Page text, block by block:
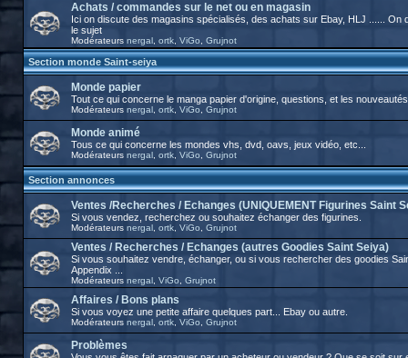
Achats / commandes sur le net ou en magasin
Ici on discute des magasins spécialisés, des achats sur Ebay, HLJ ......
le sujet
Modérateurs nergal, ortk, ViGo Grujnot
Section monde Saint-seiya
Monde papier
Tout ce qui concerne le manga papier d'origine, questions, et les
Modérateurs nergal, ortk, ViGo Grujnot
Monde animé
Tous ce qui concerne les mondes vhs, dvd, oavs, jeux vidéo, etc...
Modérateurs nergal, ortk, ViGo Grujnot
Section annonces
Ventes /Recherches / Echanges (UNIQUEMENT Figurines Saint
Si vous vendez, recherchez ou souhaitez échanger des figurines.
Modérateurs nergal, ortk, ViGo Grujnot
Ventes / Recherches / Echanges (autres Goodies Saint Seiya)
Si vous souhaitez vendre, échanger, ou si vous rechercher des goodies
Appendix ...
Modérateurs nergal, ViGo Grujnot
Affaires / Bons plans
Si vous voyez une petite affaire quelques part... Ebay ou autre.
Modérateurs nergal, ortk, ViGo Grujnot
Problèmes